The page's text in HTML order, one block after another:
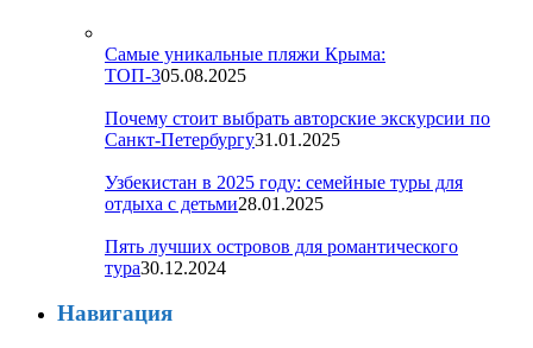
Самые уникальные пляжи Крыма:
ТОП-305.08.2025
Почему стоит выбрать авторские экскурсии по
Санкт-Петербургу31.01.2025
Узбекистан в 2025 году: семейные туры для
отдыха с детьми28.01.2025
Пять лучших островов для романтического
тура30.12.2024
Навигация